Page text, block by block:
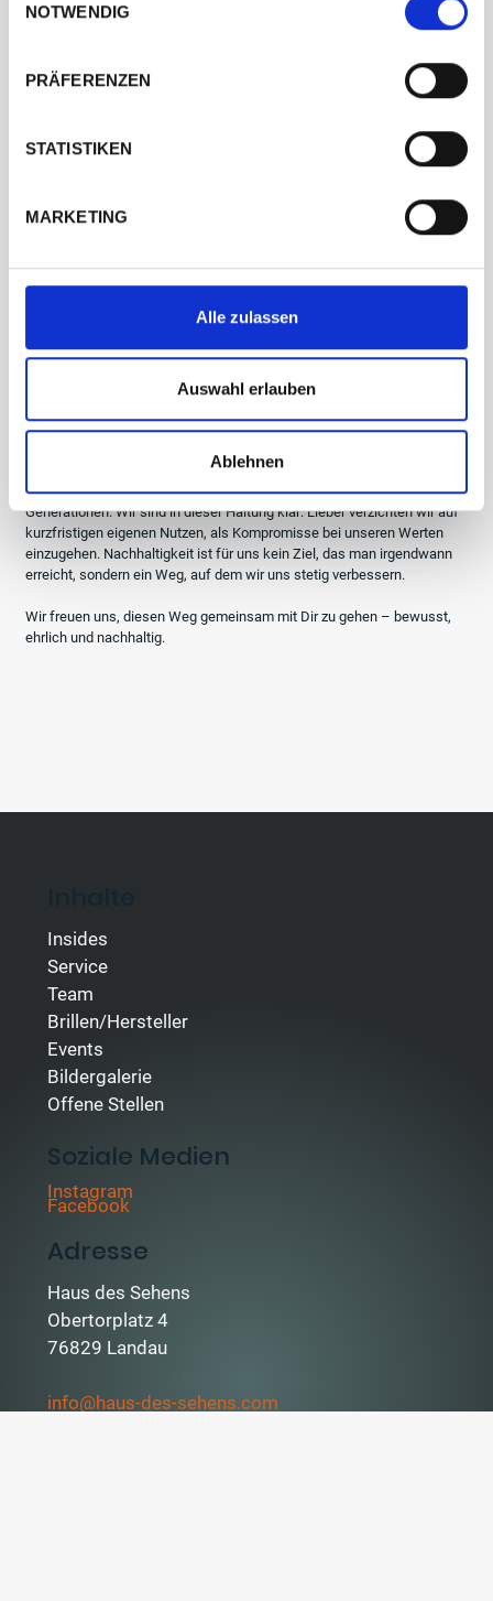
NOTWENDIG
PRÄFERENZEN
STATISTIKEN
MARKETING
Alle zulassen
Auswahl erlauben
Ablehnen
Abfallmanagement
Kreislaufverwaltung
Warum machen wir das alles?
Weil es uns wichtig ist, Verantwortung zu übernehmen – nicht nur für
unsere Kunden, sondern auch für die Umwelt und kommende
Generationen. Wir sind in dieser Haltung klar: Lieber verzichten wir auf
kurzfristigen eigenen Nutzen, als Kompromisse bei unseren Werten
einzugehen. Nachhaltigkeit ist für uns kein Ziel, das man irgendwann
erreicht, sondern ein Weg, auf dem wir uns stetig verbessern.
Wir freuen uns, diesen Weg gemeinsam mit Dir zu gehen – bewusst,
ehrlich und nachhaltig.
Insides
Service
Team
Brillen/Hersteller
Events
Bildergalerie
Offene Stellen
Soziale Medien
Instagram
Facebook
Adresse
Haus des Sehens
Obertorplatz 4
76829 Landau
info@haus-des-sehens.com